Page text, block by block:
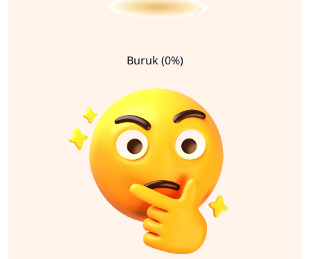
Buruk (0%)